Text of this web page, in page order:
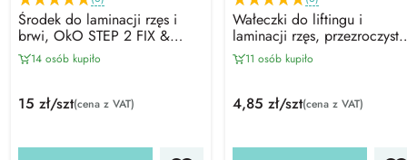
Środek do laminacji rzęs i
brwi, OkO STEP 2 FIX &
VOLUME (1ml)
14 osób kupiło
15 zł/szt(cena z VAT)
Wałeczki do liftingu i
laminacji rzęs, przezroczyste
(5 par)
11 osób kupiło
4,85 zł/szt(cena z VAT)